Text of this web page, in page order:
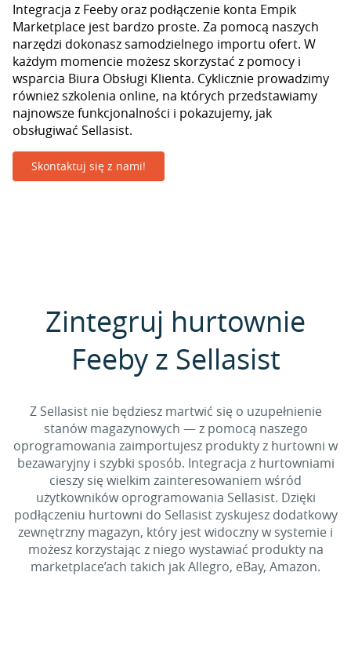
Integracja z Feeby oraz podłączenie konta Empik
Marketplace jest bardzo proste. Za pomocą naszych
narzędzi dokonasz samodzielnego importu ofert. W
każdym momencie możesz skorzystać z pomocy i
wsparcia Biura Obsługi Klienta. Cyklicznie prowadzimy
również szkolenia online, na których przedstawiamy
najnowsze funkcjonalności i pokazujemy, jak
obsługiwać Sellasist.
Skontaktuj się z nami!
Zintegruj hurtownie
Feeby z Sellasist
Z Sellasist nie będziesz martwić się o uzupełnienie
stanów magazynowych — z pomocą naszego
oprogramowania zaimportujesz produkty z hurtowni w
bezawaryjny i szybki sposób. Integracja z hurtowniami
cieszy się wielkim zainteresowaniem wśród
użytkowników oprogramowania Sellasist. Dzięki
podłączeniu hurtowni do Sellasist zyskujesz dodatkowy
zewnętrzny magazyn, który jest widoczny w systemie i
możesz korzystając z niego wystawiać produkty na
marketplace’ach takich jak Allegro, eBay, Amazon.